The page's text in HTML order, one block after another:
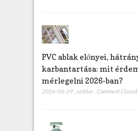
PVC ablak előnyei,
karbantartása: mit
mérlegelni 2026-ban?
2026-06-29 seditor Comment Closed